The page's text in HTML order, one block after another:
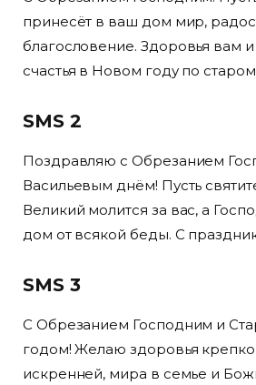
принесёт в ваш дом мир,
благословение. Здоровья вам
счастья в Новом году по
SMS 2
Поздравляю с Обрезанием
Васильевым днём! Пусть
Великий молится за вас, а
дом от всякой беды. С
SMS 3
С Обрезанием Господним и
годом! Желаю здоровья
искренней, мира в семье и